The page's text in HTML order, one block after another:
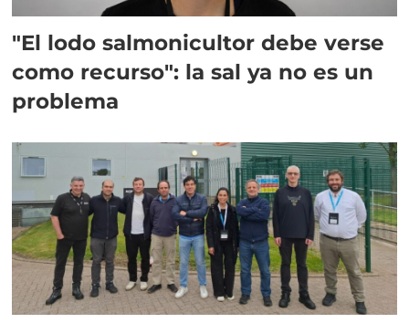
"El lodo salmonicultor debe verse
como recurso": la sal ya no es un
problema